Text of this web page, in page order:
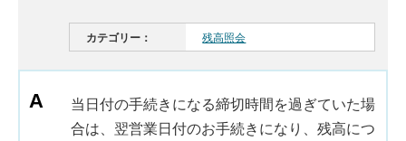
カテゴリー： 残高照会
当日付の手続きになる締切時間を過ぎていた場
合は、翌営業日付のお手続きになり、残高につ